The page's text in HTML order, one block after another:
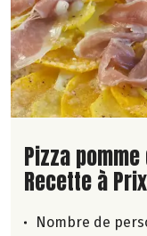
Lire la suite
Pizza
Recette à
Nombre de